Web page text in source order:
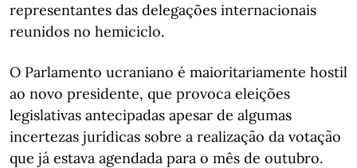
representantes das delegações internacionais
reunidos no hemiciclo.
O Parlamento ucraniano é maioritariamente hostil
ao novo presidente, que provoca eleições
legislativas antecipadas apesar de algumas
incertezas jurídicas sobre a realização da votação
que já estava agendada para o mês de outubro.